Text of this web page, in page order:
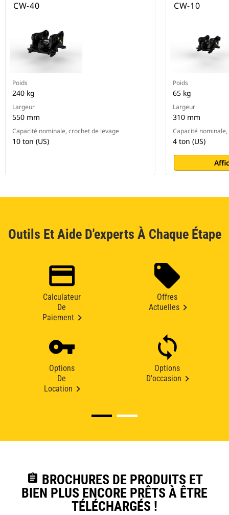
CW-40
Poids
240 kg
Largeur
550 mm
Capacité nominale, crochet de levage
10 ton (US)
CW-10
Poids
65 kg
Largeur
310 mm
Capacité
4 ton (US)
Outils Et Aide D'experts À Chaque Étape
Calculateur
De
Paiement
Offres
Actuelles
Options
De
Location
Options
D'occasion
assignment BROCHURES DE PRODUITS ET
BIEN PLUS ENCORE PRÊTS À ÊTRE
TÉLÉCHARGÉS !